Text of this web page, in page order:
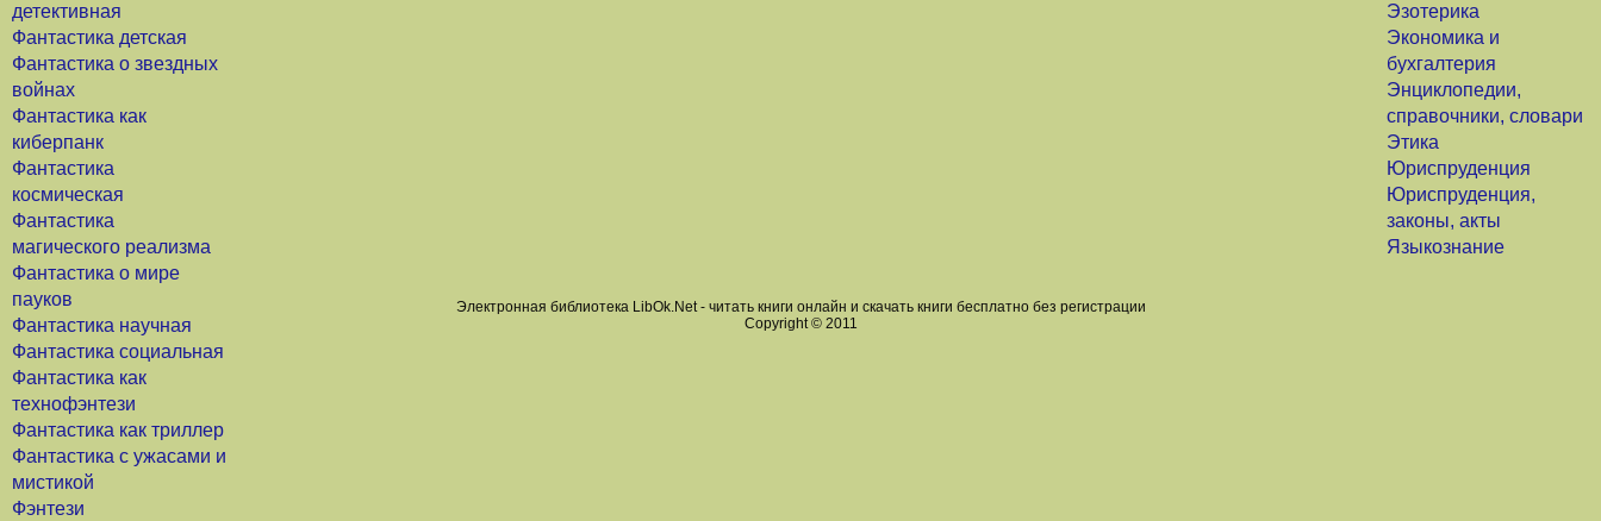
детективная
Фантастика детская
Фантастика о звездных
войнах
Фантастика как
киберпанк
Фантастика
космическая
Фантастика
магического реализма
Фантастика о мире
пауков
Фантастика научная
Фантастика социальная
Фантастика как
технофэнтези
Фантастика как триллер
Фантастика с ужасами и
мистикой
Фэнтези
Эзотерика
Экономика и
бухгалтерия
Энциклопедии,
справочники, словари
Этика
Юриспруденция
Юриспруденция,
законы, акты
Языкознание
Электронная библиотека LibOk.Net - читать книги онлайн и скачать книги бесплатно без регистрации
Copyright © 2011